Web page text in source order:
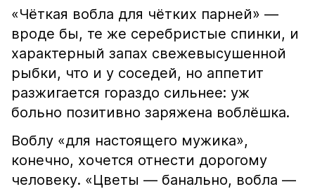
«Чёткая вобла для чётких парней» —
вроде бы, те же серебристые спинки, и
характерный запах свежевысушенной
рыбки, что и у соседей, но аппетит
разжигается гораздо сильнее: уж
больно позитивно заряжена воблёшка.
Воблу «для настоящего мужика»,
конечно, хочется отнести дорогому
человеку. «Цветы — банально, вобла —